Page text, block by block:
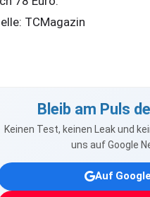
TCMagazin
Bleib am Puls
Keinen Test, keinen Leak und
uns auf Google
Auf